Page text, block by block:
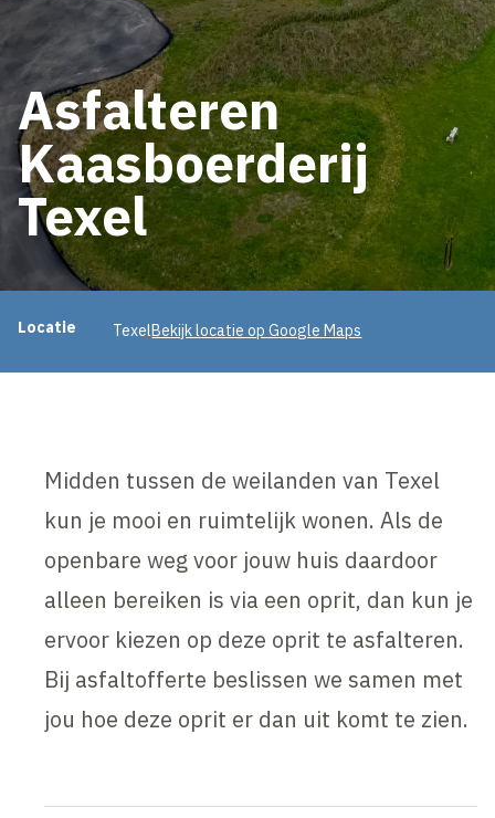
Asfalteren
Kaasboerderij
Texel
Projectinformatie
Locatie TexelBekijk locatie op Google Maps
Midden tussen de weilanden van Texel
kun je mooi en ruimtelijk wonen. Als de
openbare weg voor jouw huis daardoor
alleen bereiken is via een oprit, dan kun je
ervoor kiezen op deze oprit te asfalteren.
Bij asfaltofferte beslissen we samen met
jou hoe deze oprit er dan uit komt te zien.